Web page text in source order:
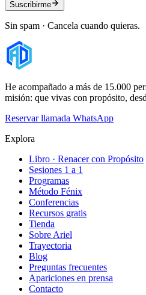
Suscribirme
Sin spam · Cancela cuando quieras.
He acompañado a más de 15.000
misión: que vivas con propósito,
Reservar llamada WhatsApp
Explora
Libro · Renacer con Propósito
Sesiones 1 a 1
Programas
Método Fénix
Conferencias
Recursos gratis
Tienda
Sobre Ariel
Trayectoria
Blog
Preguntas frecuentes
Apariciones en prensa
Contacto